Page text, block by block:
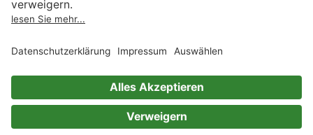
Impressum
Immer ein gutes Buch